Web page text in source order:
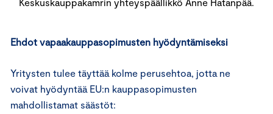
Ehdot vapaakauppasopimusten hyödyntämiseksi
Yritysten tulee täyttää kolme perusehtoa, jotta ne
voivat hyödyntää EU:n kauppasopimusten
mahdollistamat säästöt: